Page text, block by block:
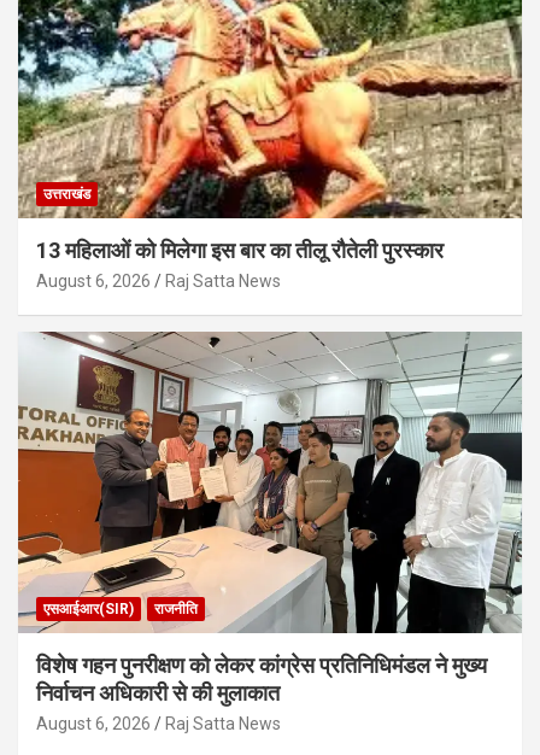
उत्तराखंड
13 महिलाओं को मिलेगा इस बार का तीलू रौतेली पुरस्कार
August 6, 2026 Raj Satta News
एसआईआर(SIR) राजनीति
विशेष गहन पुनरीक्षण को लेकर कांग्रेस प्रतिनिधिमंडल ने मुख्य
निर्वाचन अधिकारी से की मुलाकात
August 6, 2026 Raj Satta News